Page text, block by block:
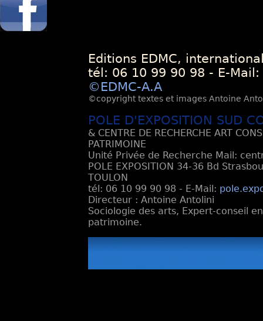
Editions EDMC,
tél: 06 10 99 90 98 - E-Mail:
©EDMC-A.A
©copyright textes et images Antoine
POLE D'EXPOSITION SUD
& CENTRE DE RECHERCHE ART
PATRIMOINE
Unité Privée de Recherche Mail:
POLE EXPOSITION 34-36 Bd
TOULON
tél: 06 10 99 90 98 - E-Mail:
Directeur : Antoine Antolini
Sociologie des arts, Expert-conseil
patrimoine.